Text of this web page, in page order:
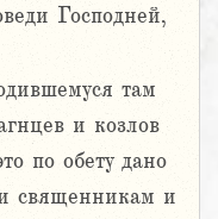
Господней,
там
и козлов
по обету дано
и священникам и